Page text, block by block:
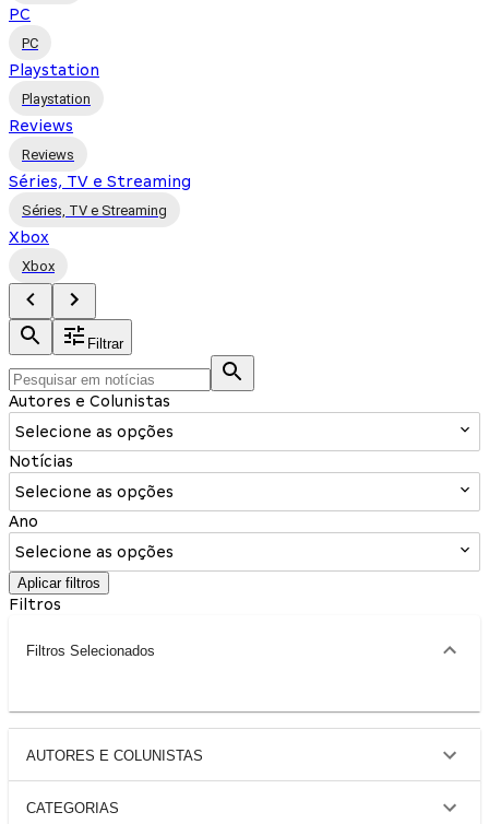
PC
PC
Playstation
Playstation
Reviews
Reviews
Séries, TV e Streaming
Séries, TV e Streaming
Xbox
Xbox
Filtrar
Autores e Colunistas
Selecione as opções
Notícias
Selecione as opções
Ano
Selecione as opções
Aplicar filtros
Filtros
Filtros Selecionados
AUTORES E COLUNISTAS
CATEGORIAS